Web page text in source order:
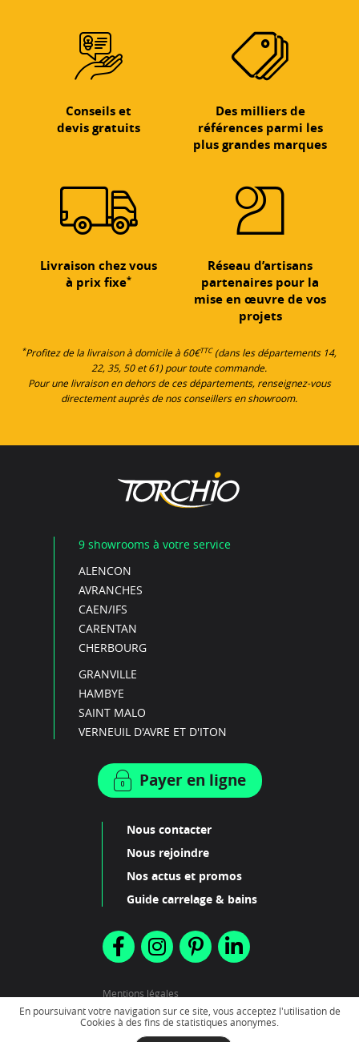
Conseils et
devis gratuits
Des milliers de
références parmi les
plus grandes marques
Livraison chez vous
à prix fixe*
Réseau d’artisans
partenaires pour la
mise en œuvre de vos
projets
*Profitez de la livraison à domicile à 60€TTC(dans les départements 14,
22, 35, 50 et 61) pour toute commande.
Pour une livraison en dehors de ces départements, renseignez-vous
directement auprès de nos conseillers en showroom.
9 showrooms à votre service
ALENCON
AVRANCHES
CAEN/IFS
CARENTAN
CHERBOURG
GRANVILLE
HAMBYE
SAINT MALO
VERNEUIL D'AVRE ET D'ITON
Payer en ligne
Nous contacter
Nous rejoindre
Nos actus et promos
Guide carrelage & bains
Mentions légales
Plan du site
En poursuivant votre navigation sur ce site, vous acceptez l'utilisation de
Cookies à des fins de statistiques anonymes.